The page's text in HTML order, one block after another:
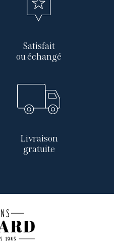
Satisfait
ou échangé
Livraison
gratuite